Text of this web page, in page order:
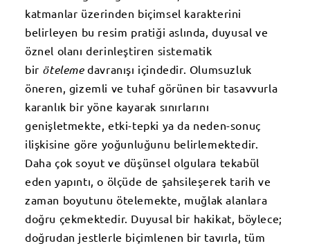
katmanlar üzerinden biçimsel karakterini
belirleyen bu resim pratiği aslında, duyusal ve
öznel olanı derinleştiren sistematik
bir ötelemedavranışı içindedir. Olumsuzluk
öneren, gizemli ve tuhaf görünen bir tasavvurla
karanlık bir yöne kayarak sınırlarını
genişletmekte, etki-tepki ya da neden-sonuç
ilişkisine göre yoğunluğunu belirlemektedir.
Daha çok soyut ve düşünsel olgulara tekabül
eden yapıntı, o ölçüde de şahsileşerek tarih ve
zaman boyutunu ötelemekte, muğlak alanlara
doğru çekmektedir. Duyusal bir hakikat, böylece;
doğrudan jestlerle biçimlenen bir tavırla, tüm